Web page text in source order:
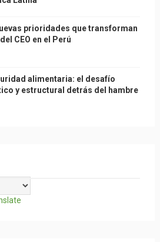
prioridades que transforman
CEO en el Perú
alimentaria: el desafío
y estructural detrás del hambre